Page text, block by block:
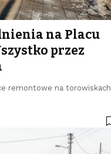
na Placu
przez
remontowe na torowiskach